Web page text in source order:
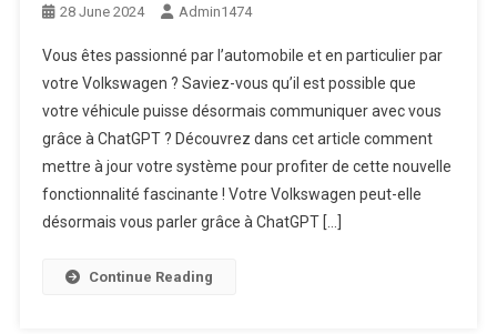
28 June 2024 Admin1474
Vous êtes passionné par l’automobile et en particulier par
votre Volkswagen ? Saviez-vous qu’il est possible que
votre véhicule puisse désormais communiquer avec vous
grâce à ChatGPT ? Découvrez dans cet article comment
mettre à jour votre système pour profiter de cette nouvelle
fonctionnalité fascinante ! Votre Volkswagen peut-elle
désormais vous parler grâce à ChatGPT […]
Continue Reading